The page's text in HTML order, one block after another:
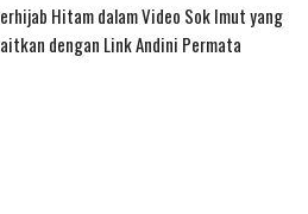
Hitam dalam Video Sok Imut yang
dengan Link Andini Permata